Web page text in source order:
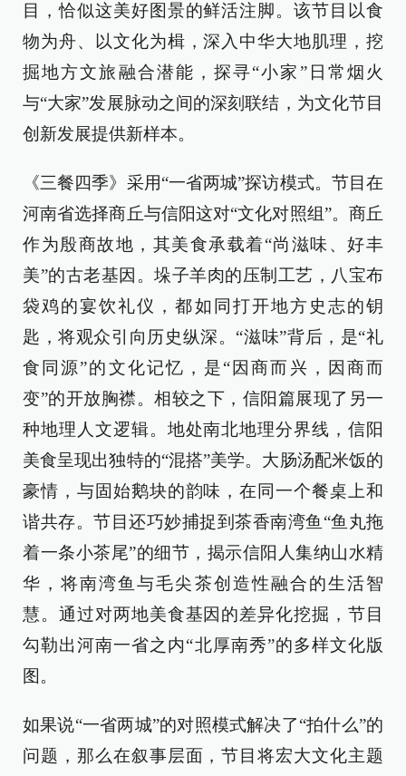
目，恰似这美好图景的鲜活注脚。该节目以食
物为舟、以文化为楫，深入中华大地肌理，挖
掘地方文旅融合潜能，探寻“小家”日常烟火
与“大家”发展脉动之间的深刻联结，为文化节目
创新发展提供新样本。
《三餐四季》采用“一省两城”探访模式。节目在
河南省选择商丘与信阳这对“文化对照组”。商丘
作为殷商故地，其美食承载着“尚滋味、好丰
美”的古老基因。垛子羊肉的压制工艺，八宝布
袋鸡的宴饮礼仪，都如同打开地方史志的钥
匙，将观众引向历史纵深。“滋味”背后，是“礼
食同源”的文化记忆，是“因商而兴，因商而
变”的开放胸襟。相较之下，信阳篇展现了另一
种地理人文逻辑。地处南北地理分界线，信阳
美食呈现出独特的“混搭”美学。大肠汤配米饭的
豪情，与固始鹅块的韵味，在同一个餐桌上和
谐共存。节目还巧妙捕捉到茶香南湾鱼“鱼丸拖
着一条小茶尾”的细节，揭示信阳人集纳山水精
华，将南湾鱼与毛尖茶创造性融合的生活智
慧。通过对两地美食基因的差异化挖掘，节目
勾勒出河南一省之内“北厚南秀”的多样文化版
图。
如果说“一省两城”的对照模式解决了“拍什么”的
问题，那么在叙事层面，节目将宏大文化主题